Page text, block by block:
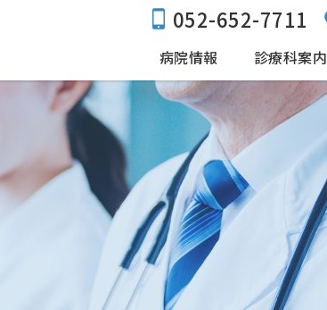
052-652-7711
病院情報 診療科案内